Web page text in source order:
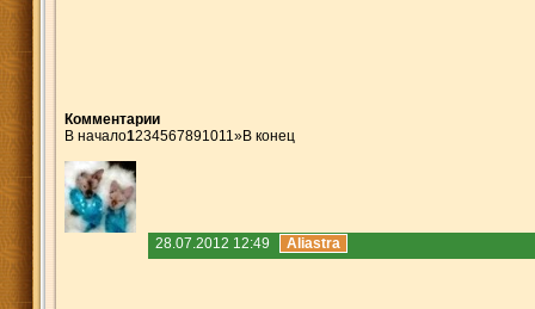
Комментарии
В начало1234567891011»В конец
28.07.2012 12:49 Aliastra